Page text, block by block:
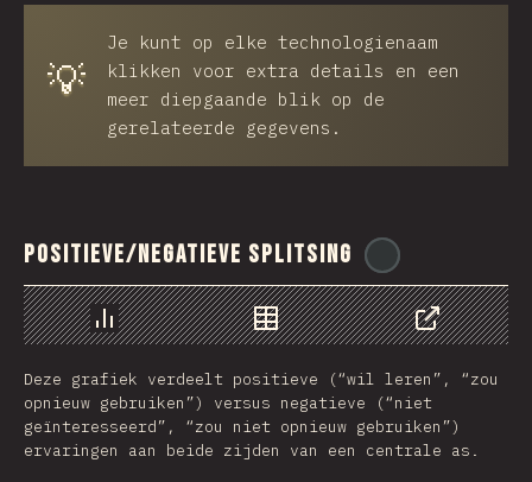
💡
Je kunt op elke technologienaam
klikken voor extra details en een
meer diepgaande blik op de
gerelateerde gegevens.
Positieve/Negatieve splitsing
Chart Data
Share
Deze grafiek verdeelt positieve (“wil leren”, “zou
opnieuw gebruiken”) versus negatieve (“niet
geïnteresseerd”, “zou niet opnieuw gebruiken”)
ervaringen aan beide zijden van een centrale as.